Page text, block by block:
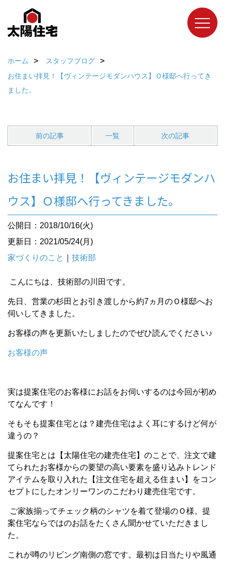
ホーム
スタッフブログ
お住まい拝見！【ヴィンテージモダンハウス】Ｏ様邸へ行ってき
ました。
前の記事 一覧 次の記事
お住まい拝見！【ヴィンテージモダンハ
ウス】Ｏ様邸へ行ってきました。
公開日：2018/10/16(火)
更新日：2021/05/24(月)
家づくりのこと
技術部
こんにちは、技術部の川田です。
先日、営業の杉田とお引き渡しから約7ヵ月のＯ様邸へお
伺いしてきました。
お客様の声を更新いたしましたのでぜひ読んでください♪
お客様の声
実は提案住宅のお客様にお話をお伺いするのは今回が初め
てなんです！
そもそも提案住宅とは？建売住宅はよく耳にするけど何が
違うの？
提案住宅とは【太陽住宅の建売住宅】のことで、注文で建
てられたお客様からの要望の高い要素を盛り込みトレンド
アイテムを取り入れた【注文住宅を超える住まい】をコン
セプトにしたオンリーワンのこだわり建売住宅です。
ご家族揃ってチェック柄のシャツを着て登場のＯ様。提
案住宅ならではのお話をたくさん聞かせていただきまし
た。
これが噂のリビング南側の窓です。最初は日当たりや風通